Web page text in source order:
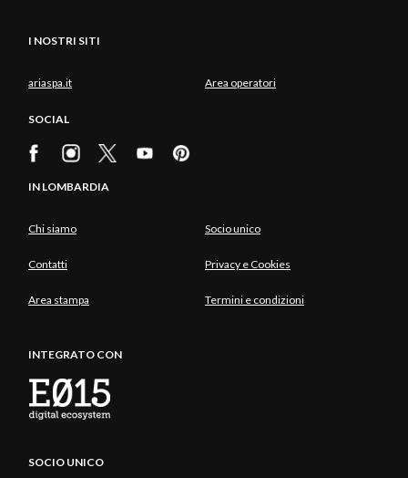
I NOSTRI SITI
ariaspa.it Area operatori
SOCIAL
IN LOMBARDIA
Chi siamo Socio unico
Contatti Privacy e Cookies
Area stampa Termini e condizioni
INTEGRATO CON
SOCIO UNICO